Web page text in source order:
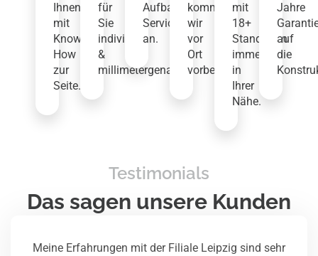
Ihnen
mit
Know-
How
zur
Seite.
für
Sie
individuell
&
millimetergenau.
Aufbau-
Service
an.
kommen
wir
vor
Ort
vorbei.
mit
18+
Standorten
immer
in
Ihrer
Nähe.
Jahre
auf
die
Testimonials
Das sagen unsere Kunden
Meine Erfahrungen mit der Filiale Leipzig sind sehr